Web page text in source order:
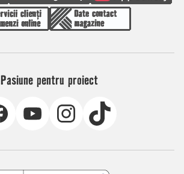
Pasiune pentru proiect